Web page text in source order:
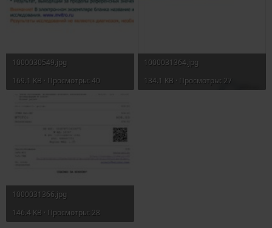
1000030549.jpg
169.1 KB · Просмотры: 40
1000031364.jpg
134.1 KB · Просмотры: 27
1000031366.jpg
146.4 KB · Просмотры: 28